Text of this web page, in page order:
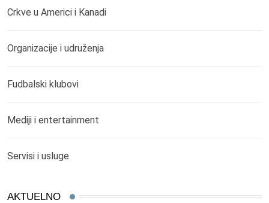
Crkve u Americi i Kanadi
Organizacije i udruženja
Fudbalski klubovi
Mediji i entertainment
Servisi i usluge
AKTUELNO